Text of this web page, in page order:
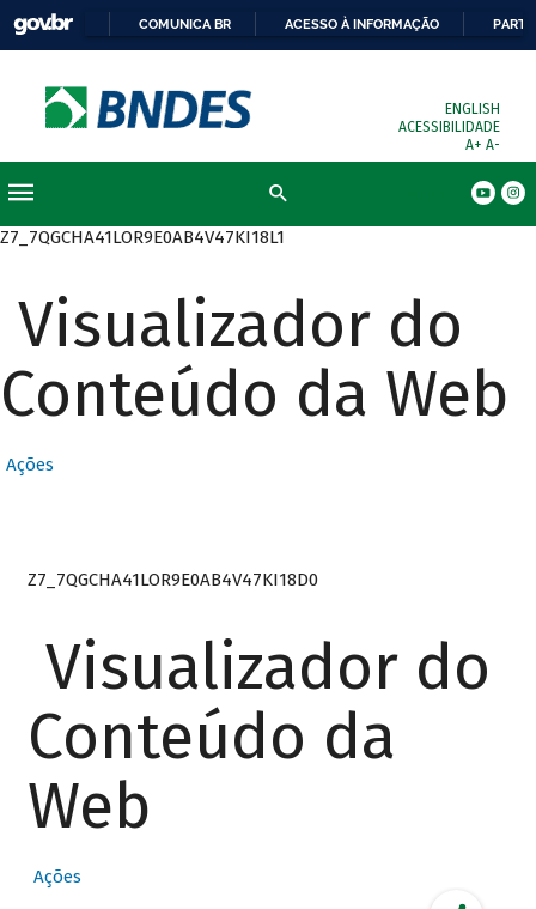
COMUNICA BR ACESSO À INFORMAÇÃO
ENGLISH
ACESSIBILIDADE
A+ A-
Z7_7QGCHA41LOR9E0AB4V47KI18L1
Visualizador do
Conteúdo da Web
Ações
Z7_7QGCHA41LOR9E0AB4V47KI18D0
Visualizador do
Conteúdo da
Web
Ações